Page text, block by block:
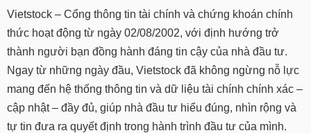
Vietstock – Cổng thông tin tài chính và chứng khoán chính
thức hoạt động từ ngày 02/08/2002, với định hướng trở
thành người bạn đồng hành đáng tin cậy của nhà đầu tư.
Ngay từ những ngày đầu, Vietstock đã không ngừng nỗ lực
mang đến hệ thống thông tin và dữ liệu tài chính chính xác –
cập nhật – đầy đủ, giúp nhà đầu tư hiểu đúng, nhìn rộng và
tự tin đưa ra quyết định trong hành trình đầu tư của mình.